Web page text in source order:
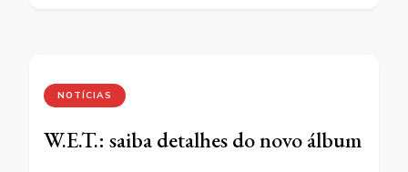
NOTÍCIAS
W.E.T.: saiba detalhes do novo álbum